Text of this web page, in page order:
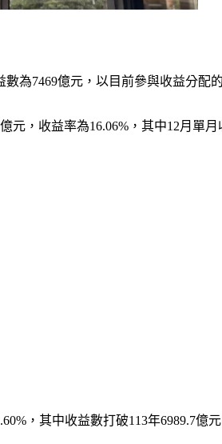
為7469億元，以目前參與收益分配
，收益率為16.06%，其中12月單月
，其中收益數打破113年6989.7億